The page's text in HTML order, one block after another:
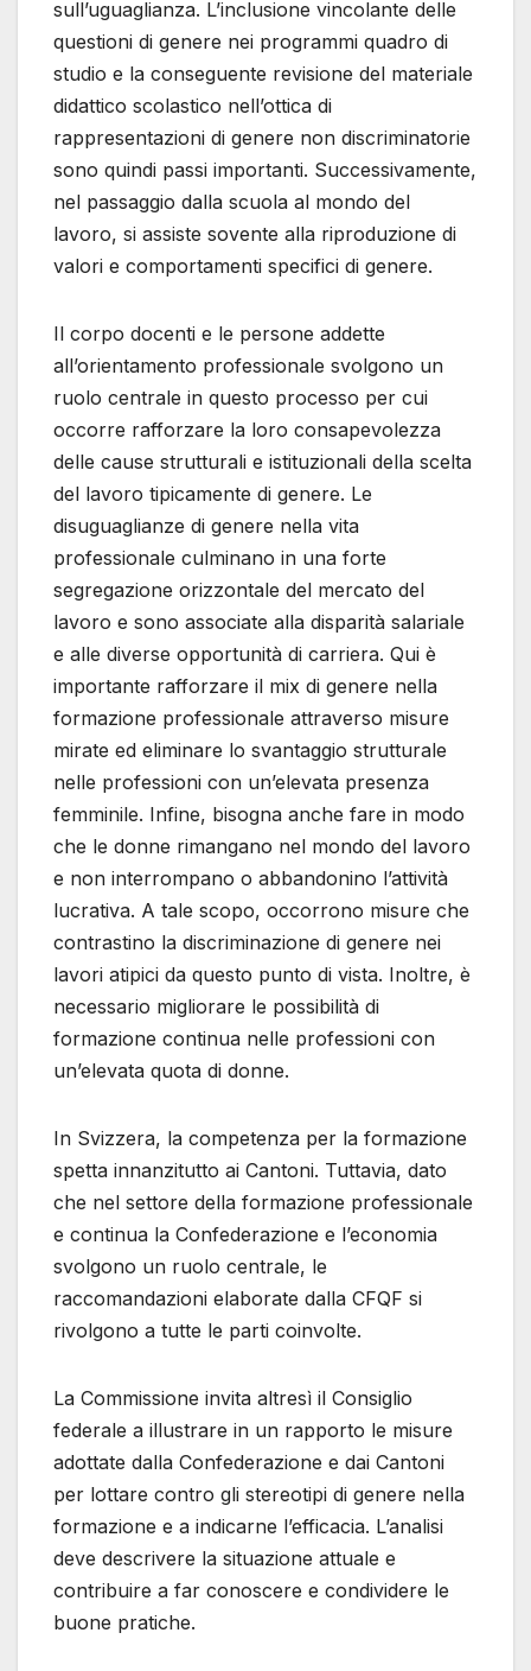
sull’uguaglianza. L’inclusione vincolante delle
questioni di genere nei programmi quadro di
studio e la conseguente revisione del materiale
didattico scolastico nell’ottica di
rappresentazioni di genere non discriminatorie
sono quindi passi importanti. Successivamente,
nel passaggio dalla scuola al mondo del
lavoro, si assiste sovente alla riproduzione di
valori e comportamenti specifici di genere.
Il corpo docenti e le persone addette
all’orientamento professionale svolgono un
ruolo centrale in questo processo per cui
occorre rafforzare la loro consapevolezza
delle cause strutturali e istituzionali della scelta
del lavoro tipicamente di genere. Le
disuguaglianze di genere nella vita
professionale culminano in una forte
segregazione orizzontale del mercato del
lavoro e sono associate alla disparità salariale
e alle diverse opportunità di carriera. Qui è
importante rafforzare il mix di genere nella
formazione professionale attraverso misure
mirate ed eliminare lo svantaggio strutturale
nelle professioni con un’elevata presenza
femminile. Infine, bisogna anche fare in modo
che le donne rimangano nel mondo del lavoro
e non interrompano o abbandonino l’attività
lucrativa. A tale scopo, occorrono misure che
contrastino la discriminazione di genere nei
lavori atipici da questo punto di vista. Inoltre, è
necessario migliorare le possibilità di
formazione continua nelle professioni con
un’elevata quota di donne.
In Svizzera, la competenza per la formazione
spetta innanzitutto ai Cantoni. Tuttavia, dato
che nel settore della formazione professionale
e continua la Confederazione e l’economia
svolgono un ruolo centrale, le
raccomandazioni elaborate dalla CFQF si
rivolgono a tutte le parti coinvolte.
La Commissione invita altresì il Consiglio
federale a illustrare in un rapporto le misure
adottate dalla Confederazione e dai Cantoni
per lottare contro gli stereotipi di genere nella
formazione e a indicarne l’efficacia. L’analisi
deve descrivere la situazione attuale e
contribuire a far conoscere e condividere le
buone pratiche.